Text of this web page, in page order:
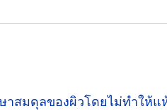
มดุลของผิวโดยไม่ทำให้แ